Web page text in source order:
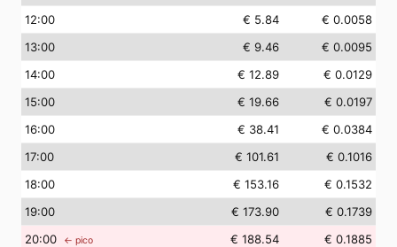
12:00 € 5.84
€ 0.0058
13:00 € 9.46
€ 0.0095
14:00 € 12.89
€ 0.0129
15:00 € 19.66
€ 0.0197
16:00 € 38.41
€ 0.0384
17:00 € 101.61
€ 0.1016
18:00 € 153.16
€ 0.1532
19:00 € 173.90
€ 0.1739
20:00 ← pico € 188.54
€ 0.1885